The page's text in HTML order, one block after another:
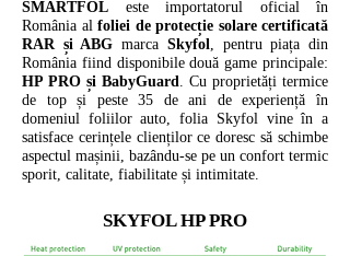
SMARTFOL este importatorul oficial în
România al foliei de protecție solare certificată
RAR și ABG marca Skyfol, pentru piața din
România fiind disponibile două game principale:
HP PRO și BabyGuard. Cu proprietăți termice
de top și peste 35 de ani de experiență în
domeniul foliilor auto, folia Skyfol vine în a
satisface cerințele clienților ce doresc să schimbe
aspectul mașinii, bazându-se pe un confort termic
sporit, calitate, fiabilitate și intimitate.
SKYFOL HP PRO